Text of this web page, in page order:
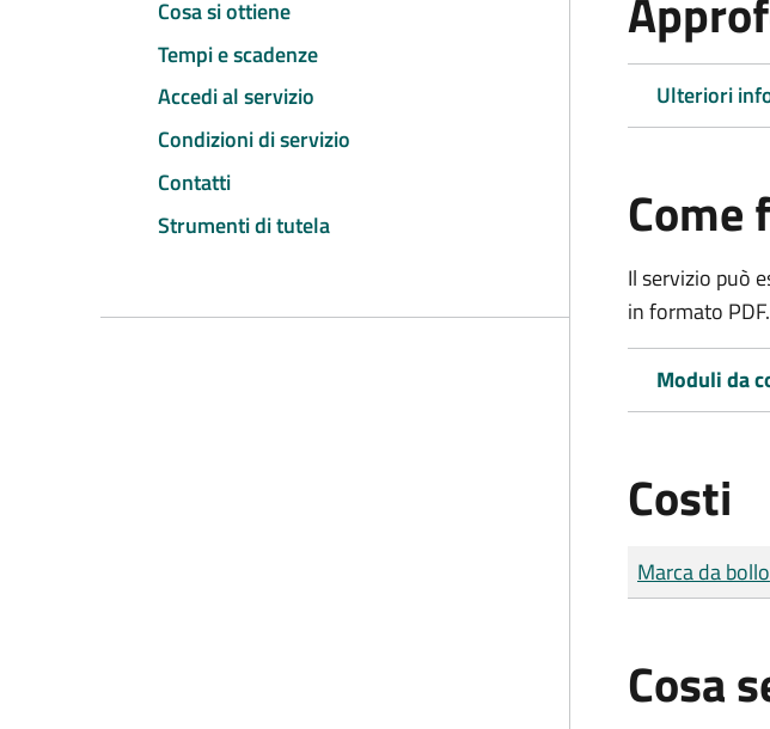
Cosa si ottiene
Tempi e scadenze
Accedi al servizio
Condizioni di servizio
Contatti
Strumenti di tutela
Ulteriori
Come
Il servizio può
in formato PDF.
Moduli da
Costi
Tipo di
Importo
Marca da bollo
Cosa